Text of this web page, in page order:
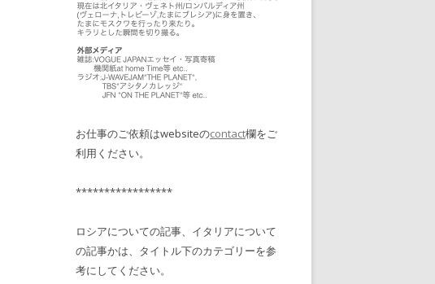
お仕事のご依頼はwebsiteのcontact欄をご
利用ください。
*****************
ロシアについての記事、イタリアについて
の記事かは、タイトル下のカテゴリーを参
考にしてください。